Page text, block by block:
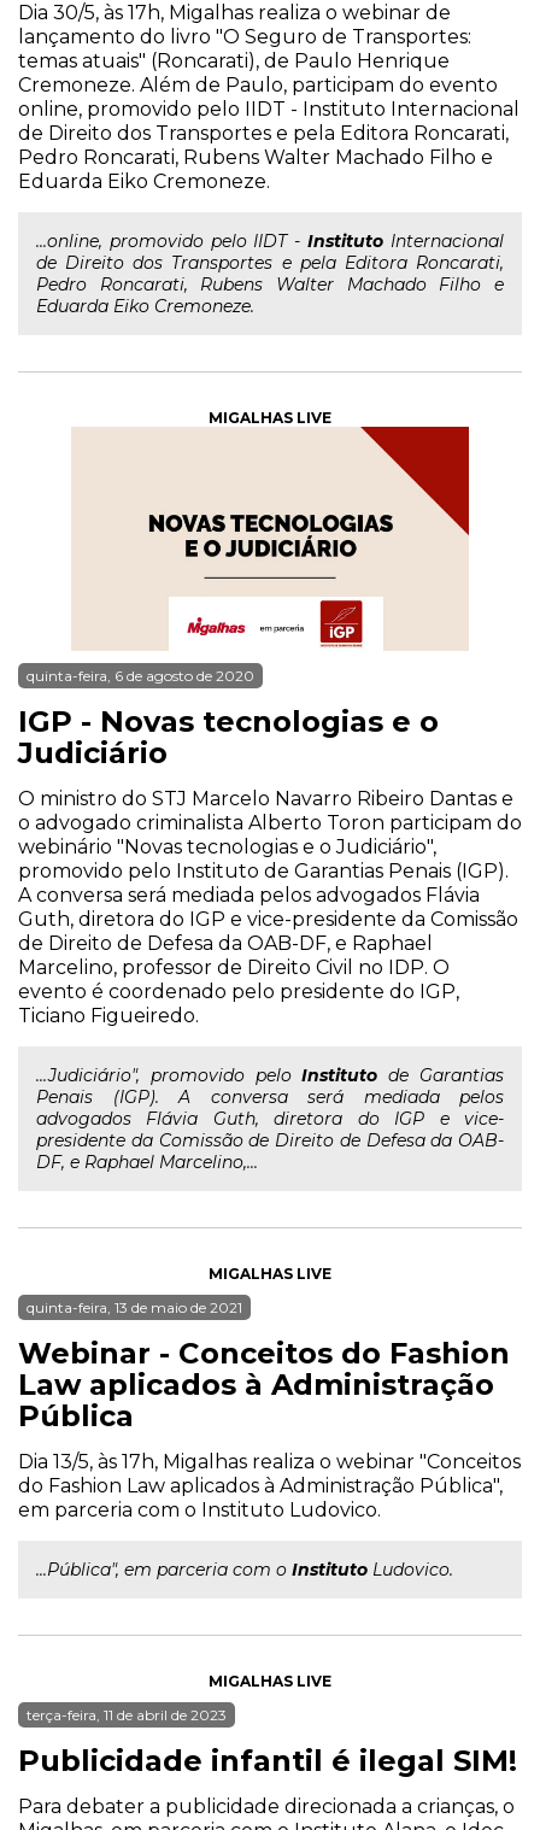
Dia 30/5, às 17h, Migalhas realiza o webinar de
lançamento do livro "O Seguro de Transportes:
temas atuais" (Roncarati), de Paulo Henrique
Cremoneze. Além de Paulo, participam do evento
online, promovido pelo IIDT - Instituto Internacional
de Direito dos Transportes e pela Editora Roncarati,
Pedro Roncarati, Rubens Walter Machado Filho e
Eduarda Eiko Cremoneze.
...online, promovido pelo IIDT -Instituto Internacional
de Direito dos Transportes e pela Editora Roncarati,
Pedro Roncarati, Rubens Walter Machado Filho e
Eduarda Eiko Cremoneze.
MIGALHAS LIVE
quinta-feira, 6 de agosto de 2020
IGP - Novas tecnologias e o
Judiciário
O ministro do STJ Marcelo Navarro Ribeiro Dantas e
o advogado criminalista Alberto Toron participam do
webinário "Novas tecnologias e o Judiciário",
promovido pelo Instituto de Garantias Penais (IGP).
A conversa será mediada pelos advogados Flávia
Guth, diretora do IGP e vice-presidente da Comissão
de Direito de Defesa da OAB-DF, e Raphael
Marcelino, professor de Direito Civil no IDP. O
evento é coordenado pelo presidente do IGP,
Ticiano Figueiredo.
...Judiciário", promovido peloInstituto de Garantias
Penais (IGP). A conversa será mediada pelos
advogados Flávia Guth, diretora do IGP e vice-
presidente da Comissão de Direito de Defesa da OAB-
DF, e Raphael Marcelino,...
MIGALHAS LIVE
quinta-feira, 13 de maio de 2021
Webinar - Conceitos do Fashion
Law aplicados à Administração
Pública
Dia 13/5, às 17h, Migalhas realiza o webinar "Conceitos
do Fashion Law aplicados à Administração Pública",
em parceria com o Instituto Ludovico.
...Pública", em parceria com o Instituto Ludovico.
MIGALHAS LIVE
terça-feira, 11 de abril de 2023
Publicidade infantil é ilegal SIM!
Para debater a publicidade direcionada a crianças, o